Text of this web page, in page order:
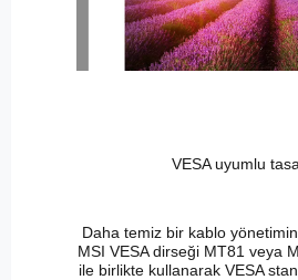
VESA uyumlu
Daha temiz bir kablo
MSI VESA dirseği MT81 veya
ile birlikte kullanarak VESA